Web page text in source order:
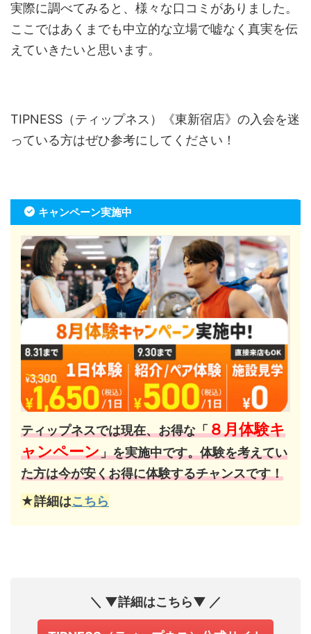
実際に調べてみると、様々な口コミがありました。
ここではあくまでも中立的な立場で嘘なく真実を伝
えていきたいと思います。
TIPNESS（ティップネス）《東新宿店》の入会を迷
っている方はぜひ参考にしてください！
キャンペーン実施中
ティップネスでは現在、お得な「８月体験キ
ャンペーン」を実施中です。体験を考えてい
た方は今が安くお得に体験するチャンスです！
★詳細はこちら
＼ ▼詳細はこちら▼ ／